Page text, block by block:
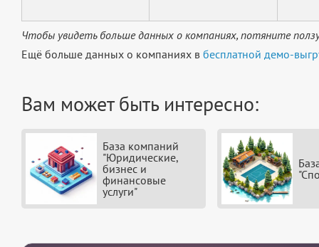
Чтобы увидеть больше данных о компаниях, потяните
Ещё больше данных о компаниях в бесплатной демо-
Вам может быть интересно:
База компаний
"Юридические,
бизнес и
финансовые
услуги"